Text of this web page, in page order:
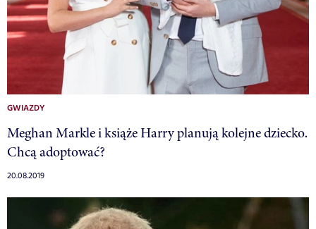
GWIAZDY
Meghan Markle i książe Harry planują kolejne dziecko.
Chcą adoptować?
20.08.2019